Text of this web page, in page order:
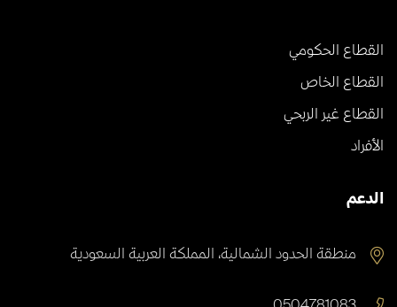
القطاع الحكومي
القطاع الخاص
القطاع غير الربحي
الأفراد
الدعم
منطقة الحدود الشمالية، المملكة العربية السعودية